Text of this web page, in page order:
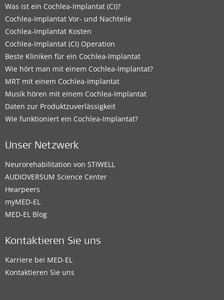
Was ist ein Cochlea-Implantat (CI)?
Cochlea-Implantat Vor- und Nachteile
Cochlea-Implantat Kosten
Cochlea-Implantat (CI) Operation
Beste Kliniken für ein Cochlea-Implantat
Wie hört man mit einem Cochlea-Implantat?
MRT mit einem Cochlea-Implantat
Musik hören mit einem Cochlea-Implantat
Daten zur Produktzuverlässigkeit
Wie funktioniert ein Cochlea-Implantat?
Unser Netzwerk
Neurorehabilitation von STIWELL
AUDIOVERSUM Science Center
Hearpeers
myMED‑EL
MED-EL Blog
Kontaktieren Sie uns
Karriere bei MED-EL
Kontaktieren Sie uns